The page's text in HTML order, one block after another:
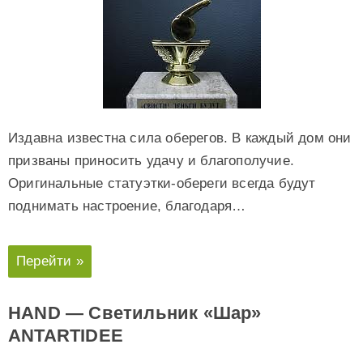
Издавна известна сила оберегов. В каждый дом они
призваны приносить удачу и благополучие.
Оригинальные статуэтки-обереги всегда будут
поднимать настроение, благодаря…
Перейти »
HAND — Светильник «Шар»
ANTARTIDEE